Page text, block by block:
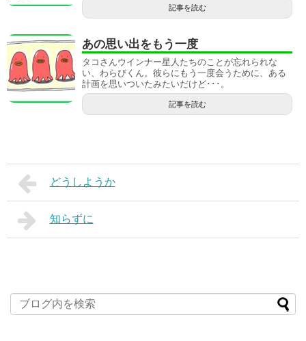
記事を読む
あの思い出をもう一度
タコさんウインナー星人たちのことが忘れられな
い、わらびくん。彼らにもう一度会うために、ある
計画を思いついたみたいだけど･･･。
記事を読む
どうしようか
知らずに